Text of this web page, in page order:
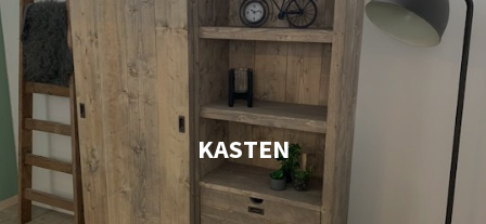
KASTEN